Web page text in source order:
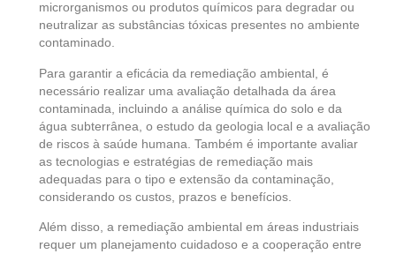
microrganismos ou produtos químicos para degradar ou
neutralizar as substâncias tóxicas presentes no ambiente
contaminado.
Para garantir a eficácia da remediação ambiental, é
necessário realizar uma avaliação detalhada da área
contaminada, incluindo a análise química do solo e da
água subterrânea, o estudo da geologia local e a avaliação
de riscos à saúde humana. Também é importante avaliar
as tecnologias e estratégias de remediação mais
adequadas para o tipo e extensão da contaminação,
considerando os custos, prazose benefícios.
Além disso, a remediação ambiental em áreas industriais
requer um planejamento cuidadoso e a cooperação entre